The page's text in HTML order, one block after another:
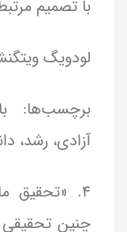
با تصمیم
لودویگ
برچسب‌ها:
آزادی، رشد،
4. «تحقیق
چنین تحقیقی